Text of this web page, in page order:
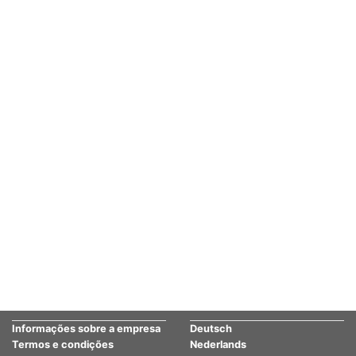
Informações sobre a empresa
Termos e condições
Deutsch
Nederlands